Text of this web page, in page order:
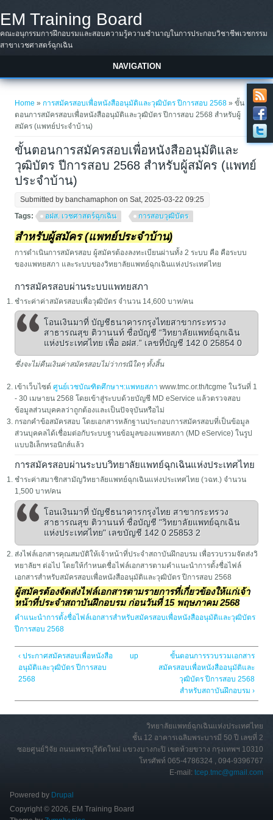
EM Training Board
คณะอนุกรรมการฝึกอบรมและสอบความรู้ความชำนาญในการประกอบวิชาชีพเวชกรรม
สาขาเวชศาสตร์ฉุกเฉิน
NAVIGATION
Home » การสมัครสอบเพื่อหนังสืออนุมัติและวุฒิบัตร ปีการสอบ 2568 » ขั้น
ตอนการสมัครสอบเพื่อหนังสืออนุมัติและวุฒิบัตร ปีการสอบ 2568 สำหรับผู้
สมัคร (แพทย์ประจำบ้าน)
ขั้นตอนการสมัครสอบเพื่อหนังสืออนุมัติและ
วุฒิบัตร ปีการสอบ 2568 สำหรับผู้สมัคร (แพทย์
ประจำบ้าน)
Submitted by banchamaphon on Sat, 2025-03-22 09:25
Tags:
อฝส. เวชศาสตร์ฉุกเฉิน การสอบวุฒิบัตร
สำหรับผู้สมัคร (แพทย์ประจำบ้าน)
การดำเนินการสมัครสอบ ผู้สมัครต้องลงทะเบียนผ่านทั้ง 2 ระบบ คือ คือระบบ
ของแพทยสภา และระบบของวิทยาลัยแพทย์ฉุกเฉินแห่งประเทศไทย
การสมัครสอบผ่านระบบแพทยสภา
ชำระค่าค่าสมัครสอบเพื่อวุฒิบัตร จำนวน 14,600 บาท/คน
โอนเงินมาที่ บัญชีธนาคารกรุงไทยสาขากระทรวง
สาธารณสุข ติวานนท์ ชื่อบัญชี “วิทยาลัยแพทย์ฉุกเฉิน
แห่งประเทศไทย เพื่อ อฝส.” เลขที่บัญชี 142 0 25854 0
ซึ่งจะไม่คืนเงินค่าสมัครสอบไม่ว่ากรณีใดๆ ทั้งสิ้น
เข้าเว็บไซต์ศูนย์เวชบัณฑิตศึกษาฯ:แพทยสภา www.tmc.or.th/tcgme ในวันที่ 1
- 30 เมษายน 2568 โดยเข้าสู่ระบบด้วยบัญชี MD eService แล้วตรวจสอบ
ข้อมูลส่วนบุคคลว่าถูกต้องและเป็นปัจจุบันหรือไม่
กรอกคำข้อสมัครสอบ โดยเอกสารหลักฐานประกอบการสมัครสอบที่เป็นข้อมูล
ส่วนบุคคลได้เชื่อมต่อกับระบบฐานข้อมูลของแพทยสภา (MD eService) ในรูป
แบบอิเล็กทรอนิกส์แล้ว
การสมัครสอบผ่านระบบวิทยาลัยแพทย์ฉุกเฉินแห่งประเทศไทย
ชำระค่าสมาชิกสามัญวิทยาลัยแพทย์ฉุกเฉินแห่งประเทศไทย (วฉท.) จำนวน
1,500 บาท/คน
โอนเงินมาที่ บัญชีธนาคารกรุงไทย สาขากระทรวง
สาธารณสุข ติวานนท์ ชื่อบัญชี "วิทยาลัยแพทย์ฉุกเฉิน
แห่งประเทศไทย" เลขบัญชี 142 0 25853 2
ส่งไฟล์เอกสารคุณสมบัติให้เจ้าหน้าที่ประจำสถาบันฝึกอบรม เพื่อรวบรวมจัดส่งวิ
ทยาลัยฯ ต่อไป โดยให้กำหนดชื่อไฟล์เอกสารตามคำแนะนำการตั้งชื่อไฟล์
เอกสารสำหรับสมัครสอบเพื่อหนังสืออนุมัติและวุฒิบัตร ปีการสอบ 2568
ผู้สมัครต้องจัดส่งไฟล์เอกสารตามรายการที่เกี่ยวข้องให้แก่เจ้า
หน้าที่ประจำสถาบันฝึกอบรม ก่อนวันที่ 15 พฤษภาคม 2568
คำแนะนำการตั้งชื่อไฟล์เอกสารสำหรับสมัครสอบเพื่อหนังสืออนุมัติและวุฒิบัตร
ปีการสอบ 2568
‹ ประกาศสมัครสอบเพื่อหนังสือ
อนุมัติและวุฒิบัตร ปีการสอบ
2568
up
ขั้นตอนการรวบรวมเอกสาร
สมัครสอบเพื่อหนังสืออนุมัติและ
วุฒิบัตร ปีการสอบ 2568
สำหรับสถาบันฝึกอบรม ›
วิทยาลัยแพทย์ฉุกเฉินแห่งประเทศไทย
ชั้น 12 อาคารเฉลิมพระบารมี 50 ปี เลขที่ 2
ซอยศูนย์วิจัย ถนนเพชรบุรีตัดใหม่ แขวงบางกะปิ เขตห้วยขวาง กรุงเทพฯ 10310
โทรศัพท์ 065-4786324 , 094-9396767
E-mail:tcep.tmc@gmail.com
Powered by Drupal
Copyright © 2026, EM Training Board